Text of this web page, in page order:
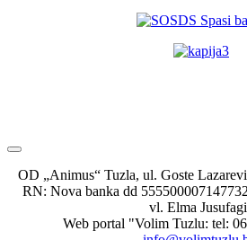
OD „Animus“ Tuzla, ul. Goste
RN: Nova banka dd
vl. Elma
Web portal "Volim Tuzlu: tel: